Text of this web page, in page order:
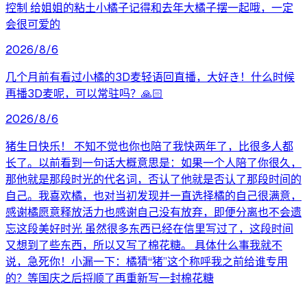
控制 给姐姐的粘土小橘子记得和去年大橘子摆一起哦，一定
会很可爱的
2026/8/6
几个月前有看过小橘的3D麦轻语回直播，大好き！什么时候
再播3D麦呢，可以常驻吗？🙏🏻
2026/8/6
猪生日快乐！ 不知不觉也你也陪了我快两年了，比很多人都
长了。以前看到一句话大概意思是：如果一个人陪了你很久，
那他就是那段时光的代名词，否认了他就是否认了那段时间的
自己。我喜欢橘，也对当初发现并一直选择橘的自己很满意，
感谢橘愿意释放活力也感谢自己没有放弃，即便分离也不会遗
忘这段美好时光 虽然很多东西已经在信里写过了，这段时间
又想到了些东西，所以又写了棉花糖。 具体什么事我就不
说，急死你！小漏一下：橘猜“猪”这个称呼我之前给谁专用
的？等国庆之后捋顺了再重新写一封棉花糖